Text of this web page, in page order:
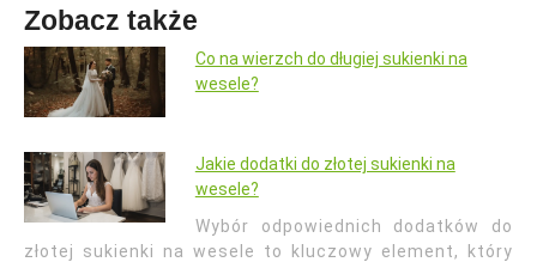
Zobacz także
Co na wierzch do długiej sukienki na
wesele?
Jakie dodatki do złotej sukienki na
wesele?
Wybór odpowiednich dodatków do
złotej sukienki na wesele to kluczowy element, który